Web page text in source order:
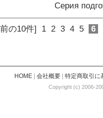
Серия
の10件] 1 2 3 4 5 6
HOME| 会社概要| 特定商取引に
Copyright (c) 2006-